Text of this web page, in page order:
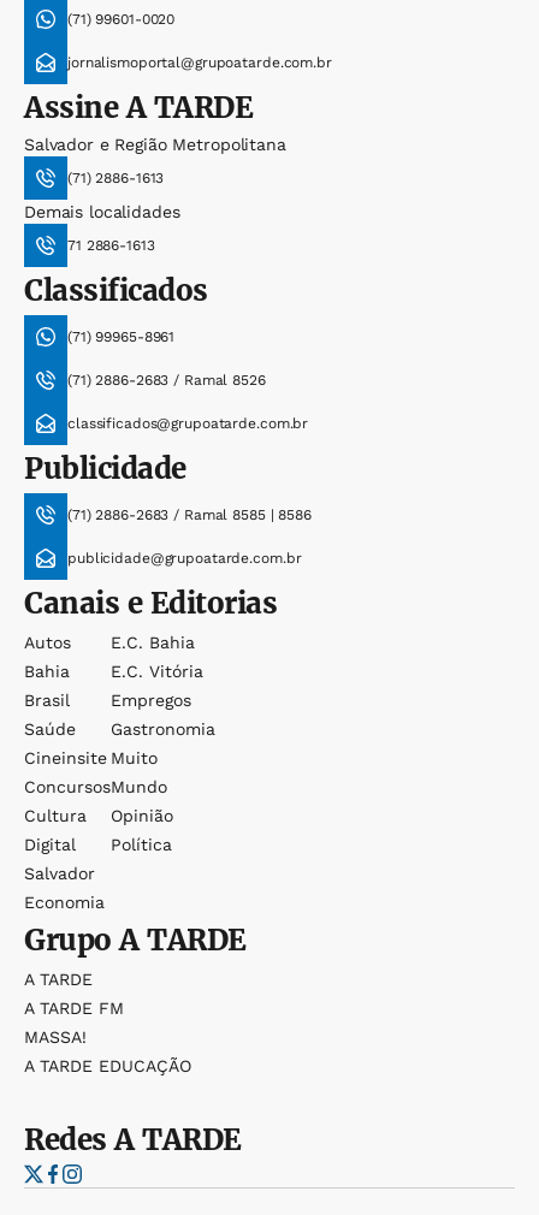
(71) 99601-0020
jornalismoportal@grupoatarde.com.br
AssineA TARDE
Salvador e Região Metropolitana
(71) 2886-1613
Demais localidades
71 2886-1613
Classificados
(71) 99965-8961
(71) 2886-2683 / Ramal 8526
classificados@grupoatarde.com.br
Publicidade
(71) 2886-2683 / Ramal 8585 | 8586
publicidade@grupoatarde.com.br
Canais e Editorias
Autos
Bahia
Brasil
Saúde
Cineinsite
Concursos
Cultura
Digital
Salvador
Economia
E.c. Bahia
E.c. Vitória
Empregos
Gastronomia
Muito
Mundo
Opinião
Política
GrupoA TARDE
A TARDE
A TARDE FM
MASSA!
A TARDE EDUCAÇÃO
RedesA TARDE